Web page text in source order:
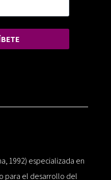
1992) especializada en
para el desarrollo del